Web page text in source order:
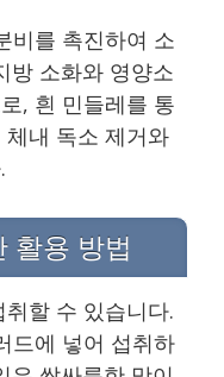
비를 촉진하여 소
방 소화와 영양소
, 흰 민들레를 통
내 독소 제거와
활용 방법
할 수 있습니다.
드에 넣어 섭취하